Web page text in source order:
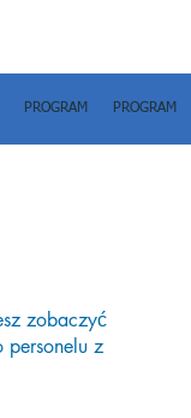
PROGRAM PROGRAM
zobaczyć
personelu z